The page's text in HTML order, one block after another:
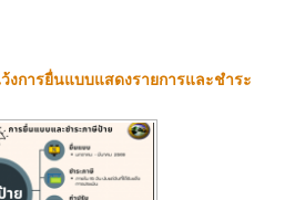
งการยื่นแบบแสดงรายการและชำระ